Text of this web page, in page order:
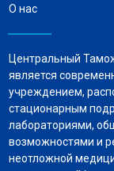
О нас
Центральный
является
учреждением,
стационарным
лабораториями,
возможностями и
неотложной